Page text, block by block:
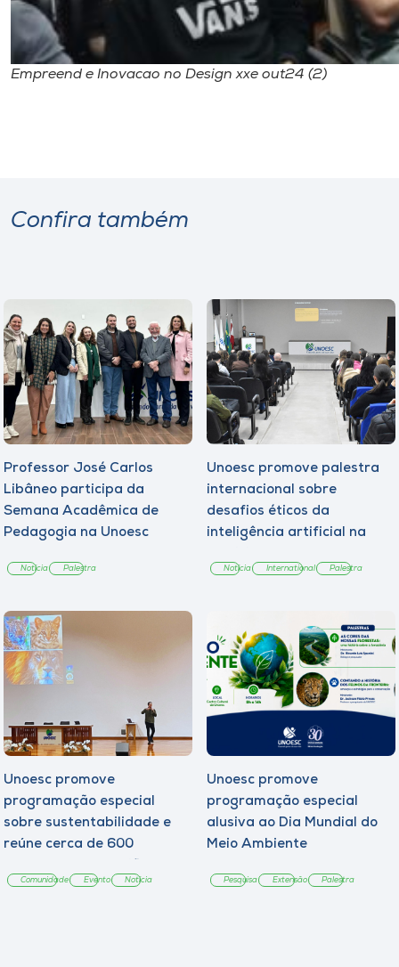
Empreend e Inovacao no Design xxe out24 (2)
Confira também
Professor José Carlos
Libâneo participa da
Semana Acadêmica de
Pedagogia na Unoesc
Notícia Palestra
Unoesc promove palestra
internacional sobre
desafios éticos da
inteligência artificial na
Notícia International Palestra
Unoesc promove
programação especial
sobre sustentabilidade e
reúne cerca de 600
Comunidade Evento Notícia
Unoesc promove
programação especial
alusiva ao Dia Mundial do
Meio Ambiente
Pesquisa Extensão Palestra